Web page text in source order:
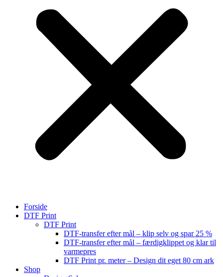
Forside
DTF Print
DTF Print
DTF-transfer efter mål – klip selv og spar 25 %
DTF-transfer efter mål – færdigklippet og klar til
varmepres
DTF Print pr. meter – Design dit eget 80 cm ark
Shop